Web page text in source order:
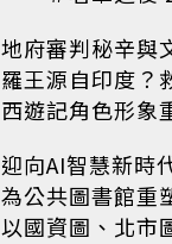
地府審判秘辛與
羅王源自印度？
西遊記角色形象
迎向AI智慧新時
為公共圖書館重
以國資圖、北市